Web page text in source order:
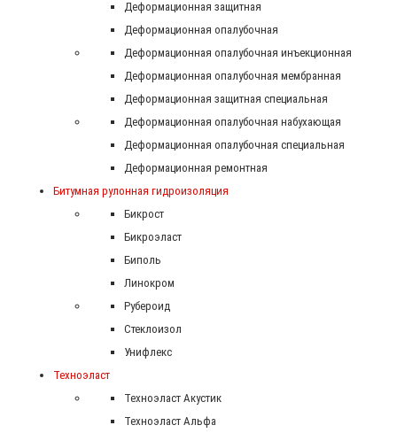
Деформационная защитная
Деформационная опалубочная
Деформационная опалубочная инъекционная
Деформационная опалубочная мембранная
Деформационная защитная специальная
Деформационная опалубочная набухающая
Деформационная опалубочная специальная
Деформационная ремонтная
Битумная рулонная гидроизоляция
Бикрост
Бикроэласт
Биполь
Линокром
Рубероид
Стеклоизол
Унифлекс
Техноэласт
Техноэласт Акустик
Техноэласт Альфа